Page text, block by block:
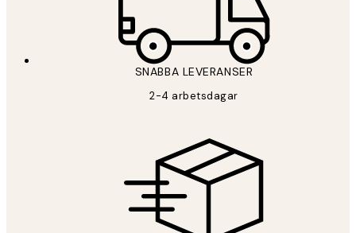
SNABBA LEVERANSER
2-4 arbetsdagar